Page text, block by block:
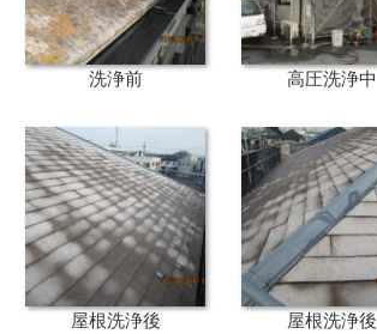
洗浄前 高圧洗浄中
屋根洗浄後 屋根洗浄後